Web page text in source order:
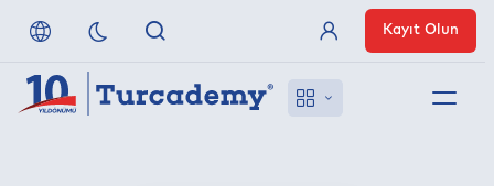
Üye Girişi
Kayıt Olun